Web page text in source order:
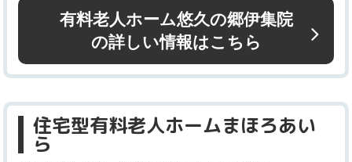
有料老人ホーム悠久の郷伊集院
の詳しい情報はこちら
住宅型有料老人ホームまほろあい
ら